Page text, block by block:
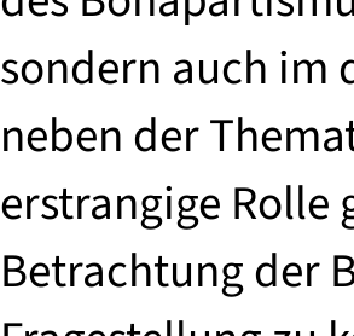
sondern auch im
neben der
erstrangige
Betrachtung der